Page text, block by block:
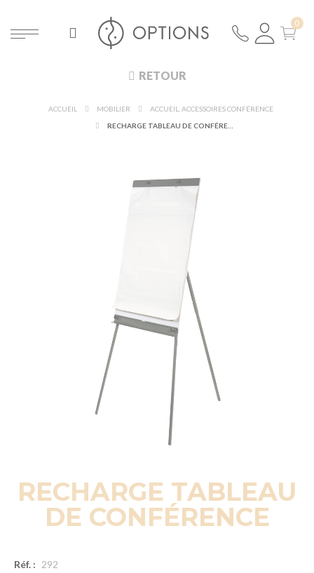
RETOUR
ACCUEIL MOBILIER
ACCUEIL, ACCESSOIRES CONFÉRENCE
RECHARGE TABLEAU
DE CONFÉRENCE
Réf. : 292